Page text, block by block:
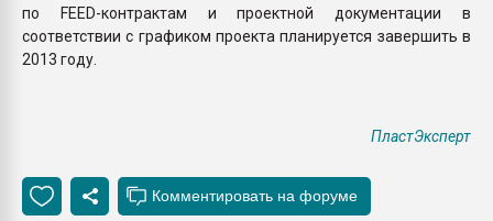
по FEED-контрактам и проектной документации в
соответствии с графиком проекта планируется завершить в
2013 году.
ПластЭксперт